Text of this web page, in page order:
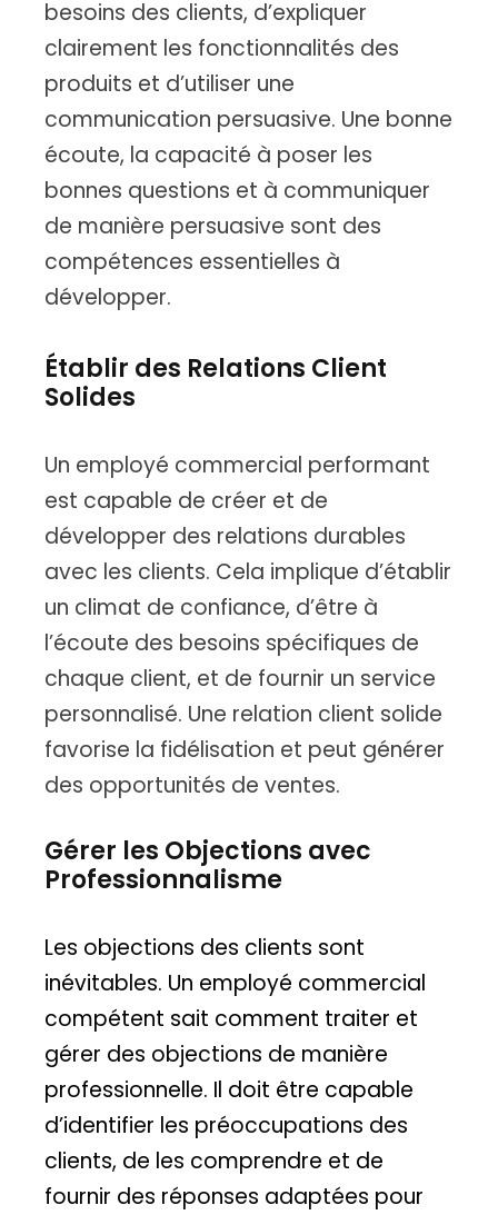
besoins des clients, d’expliquer
clairement les fonctionnalités des
produits et d’utiliser une
communication persuasive. Une bonne
écoute, la capacité à poser les
bonnes questions et à communiquer
de manière persuasive sont des
compétences essentielles à
développer.
Établir des Relations Client
Solides
Un employé commercial performant
est capable de créer et de
développer des relations durables
avec les clients. Cela implique d’établir
un climat de confiance, d’être à
l’écoute des besoins spécifiques de
chaque client, et de fournir un service
personnalisé. Une relation client solide
favorise la fidélisation et peut générer
des opportunités de ventes.
Gérer les Objections avec
Professionnalisme
Les objections des clients sont
inévitables. Un employé commercial
compétent sait comment traiter et
gérer des objections de manière
professionnelle. Il doit être capable
d’identifier les préoccupations des
clients, de les comprendre et de
fournir des réponses adaptées pour